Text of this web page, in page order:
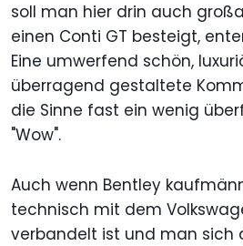
soll man hier drin auch
einen Conti GT besteigt,
Eine umwerfend schön,
überragend gestaltete
die Sinne fast ein wenig
"Wow".
Auch wenn Bentley
technisch mit dem
verbandelt ist und man sich